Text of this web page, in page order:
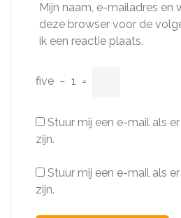
Mijn naam, e-mailadres en
deze browser voor de
ik een reactie plaats.
five − 1 =
Stuur mij een e-mail als
zijn.
Stuur mij een e-mail als
zijn.